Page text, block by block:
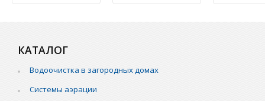
КАТАЛОГ
Водоочистка в загородных домах
Системы аэрации